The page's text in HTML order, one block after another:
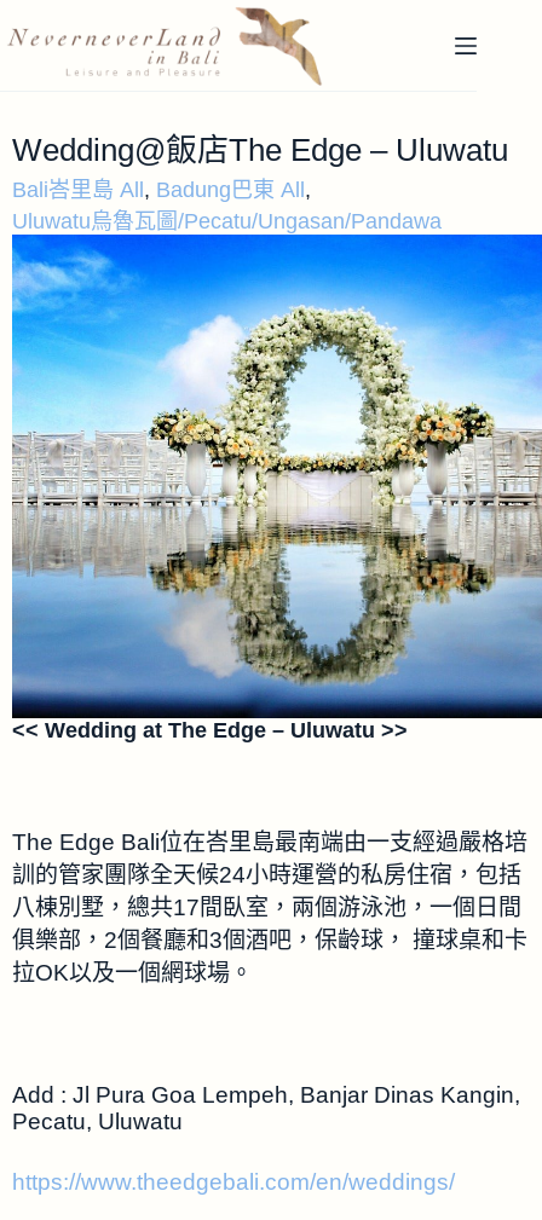
Wedding@飯店The Edge – Uluwatu
Bali峇里島 All , Badung巴東 All ,
Uluwatu烏魯瓦圖/Pecatu/Ungasan/Pandawa
<< Wedding at The Edge – Uluwatu >>
The Edge Bali位在峇里島最南端由一支經過嚴格培
訓的管家團隊全天候24小時運營的私房住宿，包括
八棟別墅，總共17間臥室，兩個游泳池，一個日間
俱樂部，2個餐廳和3個酒吧，保齡球， 撞球桌和卡
拉OK以及一個網球場。
Add : Jl Pura Goa Lempeh, Banjar Dinas Kangin,
Pecatu, Uluwatu
https://www.theedgebali.com/en/weddings/